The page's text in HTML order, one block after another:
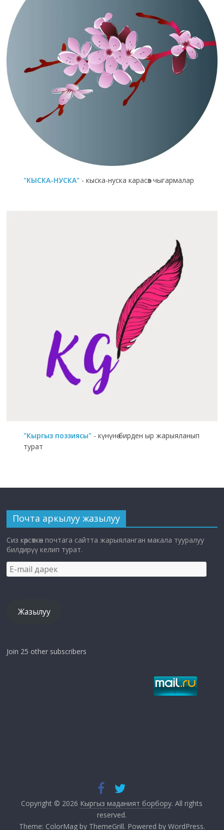
"КЫСКА-НУСКА" - кыска-нуска карасөз чыгармалар
"Кыргыз поэзиясы" - күнүнө бирден ыр жарыяланып
турат
Почта аркылуу жазылуу
Сиз көрсөткөн почтага сайтта жарыяланган макала тууралуу
билдирүү келип турат.
E-
mail
Жазылуу
Join 25 other subscribers
Copyright © 2026 Кыргыз маданият борбору. All rights
reserved.
Theme: ColorMagby ThemeGrill. Powered by WordPress.